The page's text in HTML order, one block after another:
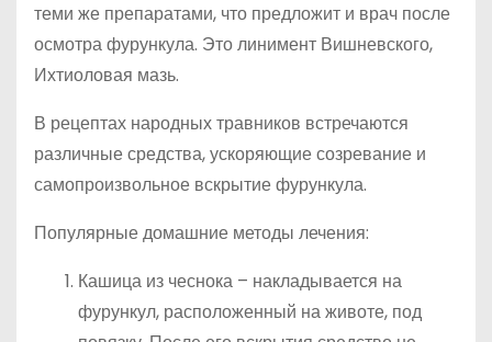
теми же препаратами, что предложит и врач после
осмотра фурункула. Это линимент Вишневского,
Ихтиоловая мазь.
В рецептах народных травников встречаются
различные средства, ускоряющие созревание и
самопроизвольное вскрытие фурункула.
Популярные домашние методы лечения:
Кашица из чеснока – накладывается на
фурункул, расположенный на животе, под